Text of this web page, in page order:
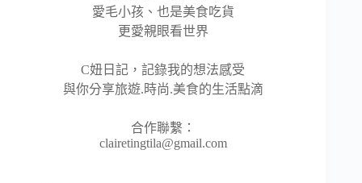
愛毛小孩、也是美食吃貨
更愛親眼看世界
C妞日記，記錄我的想法感受
與你分享旅遊.時尚.美食的生活點滴
合作聯繫：
clairetingtila@gmail.com